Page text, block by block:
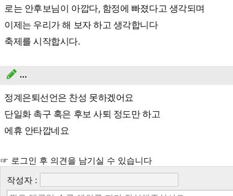
로는 안후보님이 아깝다, 함정에 빠졌다고 생각되며
이제는 우리가 해 보자 하고 생각합니다
축제를 시작합시다.
...
정계은퇴선언은 찬성 못하겠어요
단일화 촉구 혹은 후보 사퇴 정도만 하고
에휴 안타깝네요
☞ 로그인 후 의견을 남기실 수 있습니다
작성자 :